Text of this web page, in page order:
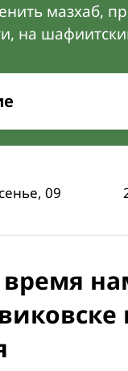
мазхаб,
на
на сегодня
месяц
и Ифтара на
комнаты
киблы
09